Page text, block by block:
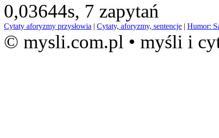
0,03644s, 7 zapytań
Cytaty aforyzmy przysłowia | Cytaty, aforyzmy, sentencje | Humor:
© mysli.com.pl • myśli i